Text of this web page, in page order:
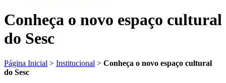
Conheça o novo espaço cultural
do Sesc
Página Inicial > Institucional > Conheça o novo espaço cultural
do Sesc